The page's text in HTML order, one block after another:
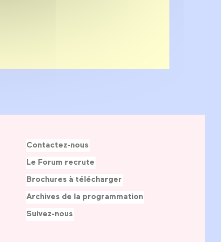
Contactez-nous
Le Forum recrute
Brochures à télécharger
Archives de la programmation
Suivez-nous